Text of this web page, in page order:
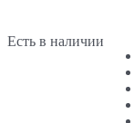
Есть в наличии